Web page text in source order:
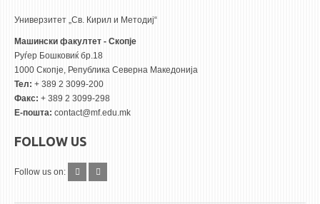
Универзитет „Св. Кирил и Методиј“
Машински факултет - Скопје
Руѓер Бошковиќ бр.18
1000 Скопје, Република Северна Македонија
Тел: + 389 2 3099-200
Факс: + 389 2 3099-298
Е-пошта: contact@mf.edu.mk
FOLLOW US
Follow us on: